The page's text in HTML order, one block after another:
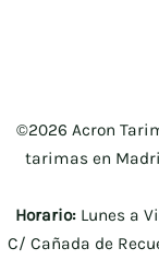
©2026 Acron
tarimas en
Horario: Lunes a
C/ Cañada de